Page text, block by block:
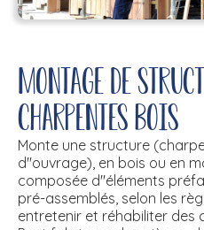
Montage de
charpentes bois
Monte une structure
d''ouvrage), en bois ou en
composée d''éléments
pré-assemblés, selon les
entretenir et réhabiliter des